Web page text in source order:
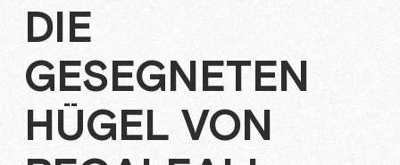
DIE
GESEGNETEN
HÜGEL VON